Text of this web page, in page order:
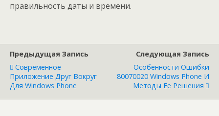
правильность даты и времени.
Предыдущая Запись
Современное
Приложение Друг Вокруг
Для Windows Phone
Следующая Запись
Особенности Ошибки
80070020 Windows Phone И
Методы Ее Решения